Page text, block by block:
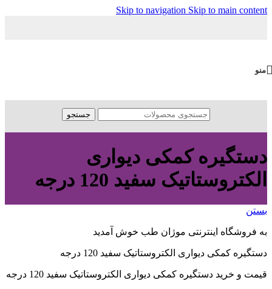
Skip to navigation Skip to main content
منو
جستجو
دستگیره کمکی دیواری
الکتروستاتیک سفید 120 درجه
بستن
به فروشگاه اینترنتی موژان طب خوش آمدید
دستگیره کمکی دیواری الکتروستاتیک سفید 120 درجه
قیمت و خرید دستگیره کمکی دیواری الکتروستاتیک سفید 120 درجه